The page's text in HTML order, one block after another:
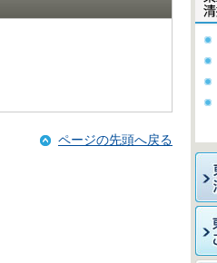
ページの先頭へ戻る